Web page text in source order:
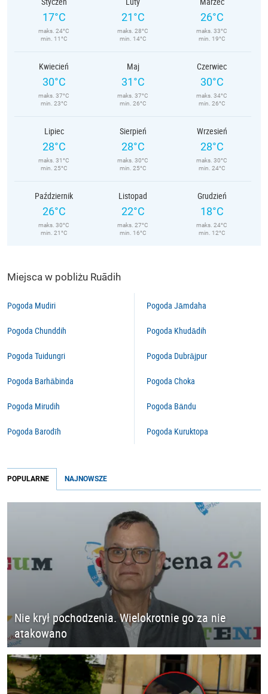
17°C
maks. 24°C
min. 11°C
21°C
maks. 28°C
min. 14°C
26°C
maks. 33°C
min. 19°C
Kwiecień
30°C
maks. 37°C
min. 23°C
Maj
31°C
maks. 37°C
min. 26°C
Czerwiec
30°C
maks. 34°C
min. 26°C
Lipiec
28°C
maks. 31°C
min. 25°C
Sierpień
28°C
maks. 30°C
min. 25°C
Wrzesień
28°C
maks. 30°C
min. 24°C
Październik
26°C
maks. 30°C
min. 21°C
Listopad
22°C
maks. 27°C
min. 16°C
Grudzień
18°C
maks. 24°C
min. 12°C
Miejsca w pobliżu Ruādih
Pogoda Mudiri
Pogoda Chunddih
Pogoda Tuidungri
Pogoda Barhābinda
Pogoda Mirudih
Pogoda Barodīh
Pogoda Jāmdaha
Pogoda Khudādih
Pogoda Dubrājpur
Pogoda Choka
Pogoda Bāndu
Pogoda Kuruktopa
POPULARNE NAJNOWSZE
Nie krył pochodzenia. Wielokrotnie go za nie
atakowano